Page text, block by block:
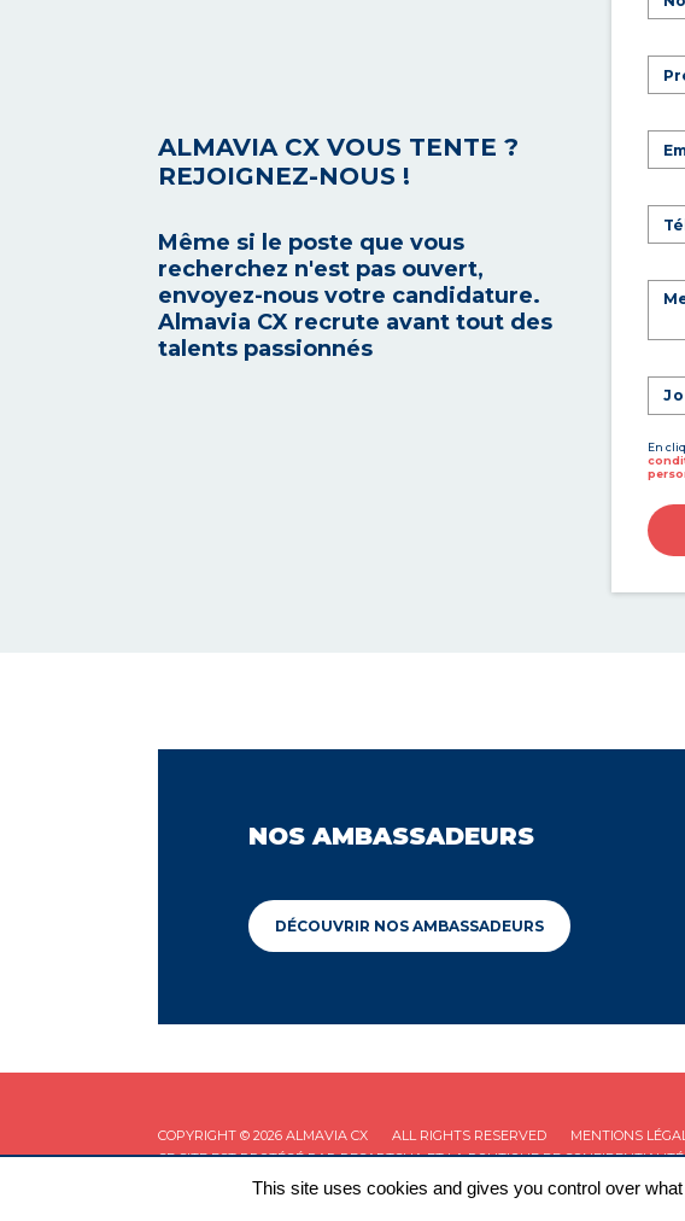
ALMAVIA CX VOUS TENTE ?
REJOIGNEZ-NOUS !
Même si le poste que vous
recherchez n'est pas ouvert,
envoyez-nous votre candidature.
Almavia CX recrute avant tout des
talents passionnés
En
NOS AMBASSADEURS
DÉCOUVRIR NOS AMBASSADEURS
COPYRIGHT © 2026 ALMAVIA CX ALL RIGHTS RESERVED
MENTIONS
CE SITE EST PROTÉGÉ PAR RECAPTCHA ET LAPOLITIQUE DE CONFIDENTIALITÉ
This site uses cookies and gives you control over